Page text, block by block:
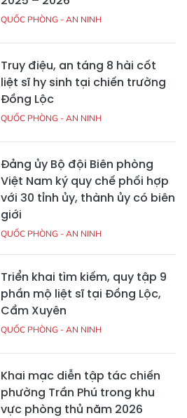
QUỐC PHÒNG - AN NINH
Truy điệu, an táng 8 hài cốt
liệt sĩ hy sinh tại chiến trường
Đồng Lộc
QUỐC PHÒNG - AN NINH
Đảng ủy Bộ đội Biên phòng
Việt Nam ký quy chế phối hợp
với 30 tỉnh ủy, thành ủy có biên
giới
QUỐC PHÒNG - AN NINH
Triển khai tìm kiếm, quy tập 9
phần mộ liệt sĩ tại Đồng Lộc,
Cẩm Xuyên
QUỐC PHÒNG - AN NINH
Khai mạc diễn tập tác chiến
phường Trần Phú trong khu
vực phòng thủ năm 2026